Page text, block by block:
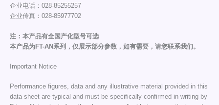
企业电话：028-85255257
企业传真：028-85977702
注：本产品有全国产化型号可选
本产品为FT-AN系列，仅展示部分参数，如有需要，请您联系我们。
Important Notice
Performance figures, data and any illustrative material provided in this
data sheet are typical and must be specifically confirmed in writing by